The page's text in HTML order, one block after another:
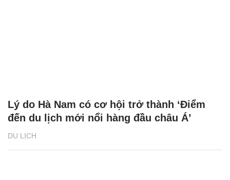
DU LỊCH
Lý do Hà Nam có cơ hội trở thành ‘Điểm
đến du lịch mới nổi hàng đầu châu Á’